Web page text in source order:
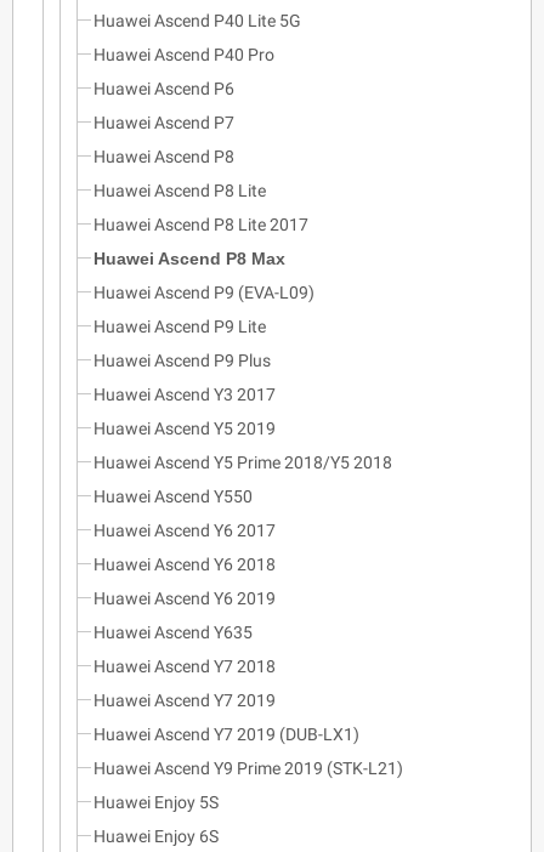
Huawei Ascend P40 Lite 5G
Huawei Ascend P40 Pro
Huawei Ascend P6
Huawei Ascend P7
Huawei Ascend P8
Huawei Ascend P8 Lite
Huawei Ascend P8 Lite 2017
Huawei Ascend P8 Max
Huawei Ascend P9 (EVA-L09)
Huawei Ascend P9 Lite
Huawei Ascend P9 Plus
Huawei Ascend Y3 2017
Huawei Ascend Y5 2019
Huawei Ascend Y5 Prime 2018/Y5 2018
Huawei Ascend Y550
Huawei Ascend Y6 2017
Huawei Ascend Y6 2018
Huawei Ascend Y6 2019
Huawei Ascend Y635
Huawei Ascend Y7 2018
Huawei Ascend Y7 2019
Huawei Ascend Y7 2019 (DUB-LX1)
Huawei Ascend Y9 Prime 2019 (STK-L21)
Huawei Enjoy 5S
Huawei Enjoy 6S